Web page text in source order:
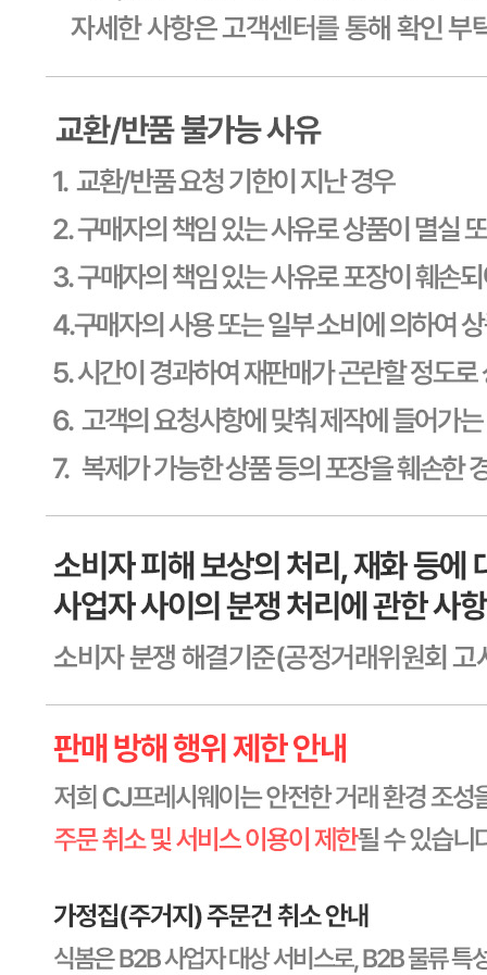
식품의 유형
생산자
소재지
상세페이지참고
제조연월일
상세페이지참고
소비기한
본 제품은 제품입고일별 소비기한 또는 품질유지기한이 상이
하므로, 필요시 고객센터로 문의하여 주십시오. 제조일로부
터 540일 까지
포장단위별 용량(중량)
상세페이지참고
포장단위별 수량
상세페이지참고
원재료명 및 함량
상세페이지참고
영양성분
상세페이지참고
수입식품 여부
수입식품안전관리특별법에 따른 수입신고를 필함
소비자 상담 관련 전화번호
반품/교환 정보
판매자명
문의번호
반품/교환
반품 배송비: 30,000원
전자상거래 등에서의 소비자보호법에 관한 법률에 의거하여
미성년자가 체결한 계약은 법정대리인이 동의하지 않은 경우